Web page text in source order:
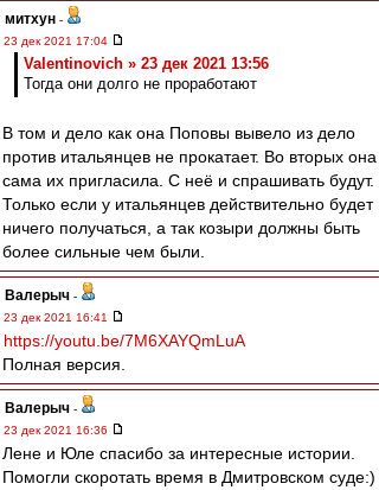
митхун -
23 дек 2021 17:04
Valentinovich » 23 дек 2021 13:56
Тогда они долго не проработают
В том и дело как она Поповы вывело из дело
против итальянцев не прокатает. Во вторых она
сама их пригласила. С неё и спрашивать будут.
Только если у итальянцев действительно будет
ничего получаться, а так козыри должны быть
более сильные чем были.
Валерыч -
23 дек 2021 16:41
https://youtu.be/7M6XAYQmLuA
Полная версия.
Валерыч -
23 дек 2021 16:36
Лене и Юле спасибо за интересные истории.
Помогли скоротать время в Дмитровском суде:)